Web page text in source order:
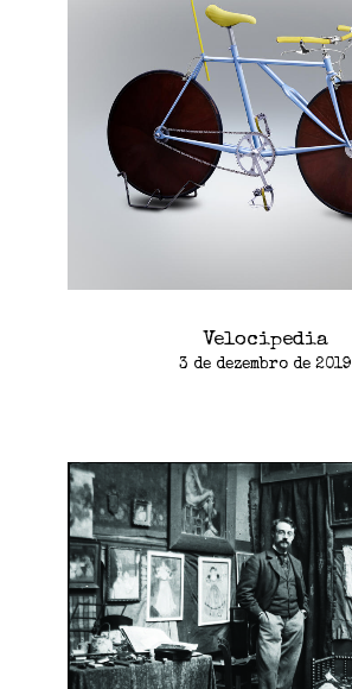
Velocipedia
3 de dezembro de 2019